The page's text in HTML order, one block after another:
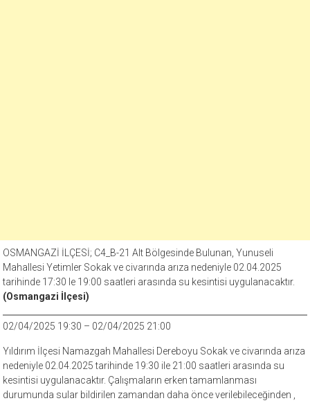
OSMANGAZİ İLÇESİ; C4_B-21 Alt Bölgesinde Bulunan, Yunuseli
Mahallesi Yetimler Sokak ve civarında arıza nedeniyle 02.04.2025
tarihinde 17:30 le 19:00 saatleri arasında su kesintisi uygulanacaktır.
(Osmangazi İlçesi)
02/04/2025 19:30 – 02/04/2025 21:00
Yıldırım İlçesi Namazgah Mahallesi Dereboyu Sokak ve civarında arıza
nedeniyle 02.04.2025 tarihinde 19:30 ile 21:00 saatleri arasında su
kesintisi uygulanacaktır. Çalışmaların erken tamamlanması
durumunda sular bildirilen zamandan daha önce verilebileceğinden ,